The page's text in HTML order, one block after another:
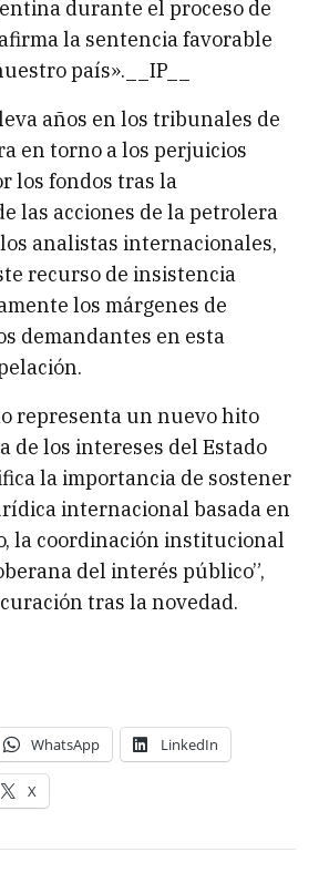
durante el proceso de
la sentencia favorable
país».__IP__
años en los tribunales de
en torno a los perjuicios
los fondos tras la
las acciones de la petrolera
analistas internacionales,
recurso de insistencia
los márgenes de
demandantes en esta
representa un nuevo hito
de los intereses del Estado
la importancia de sostener
internacional basada en
la coordinación institucional
del interés público”,
tras la novedad.
WhatsApp LinkedIn
X